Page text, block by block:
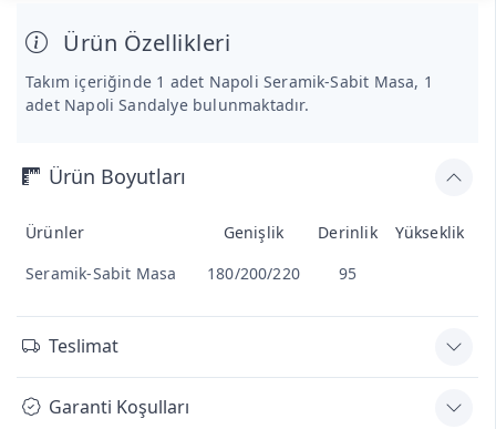
Ürün Özellikleri
Takım içeriğinde 1 adet Napoli Seramik-Sabit Masa, 1
adet Napoli Sandalye bulunmaktadır.
Ürün Boyutları
Ürünler Genişlik Derinlik
Yükseklik
Seramik-Sabit Masa
180/200/220 95
Teslimat
Garanti Koşulları